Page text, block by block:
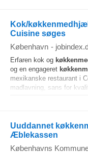
Kok/
Cuisine søges
København -
Erfaren kok og
og en engageret
mexikanske restaurant i
madlavning, sans for
Uuddannet
Æblekassen
Københavns